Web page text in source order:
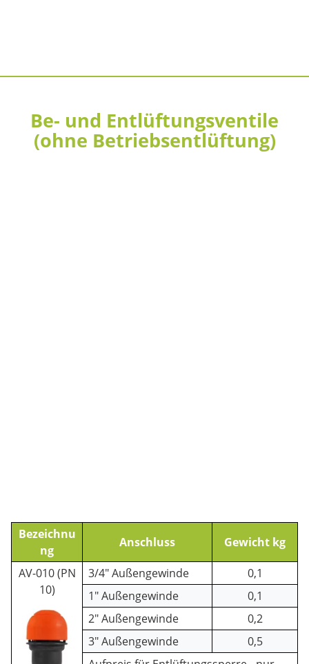
Be- und Entlüftungsventile
(ohne Betriebsentlüftung)
Bezeichnu
ng
Anschluss Gewicht kg
AV-010 (PN
10)
3/4" Außengewinde
0,1
1" Außengewinde
0,1
2" Außengewinde
0,2
3" Außengewinde
0,5